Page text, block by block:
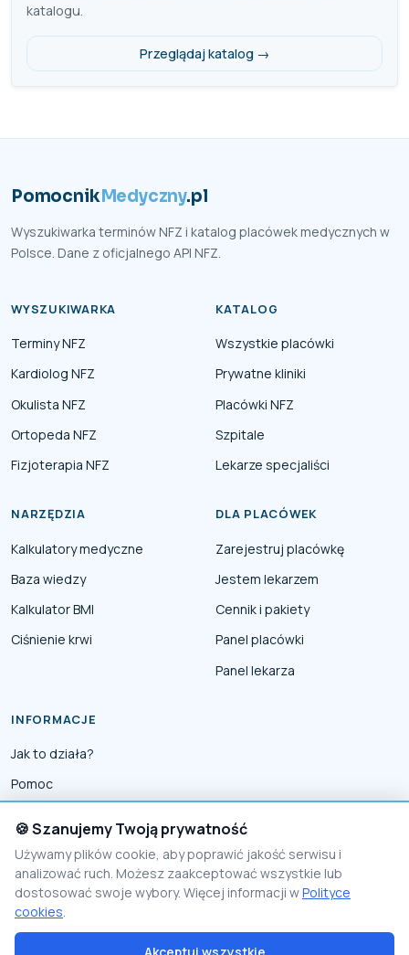
katalogu.
Przeglądaj katalog →
PomocnikMedyczny.pl
Wyszukiwarka terminów NFZ i katalog placówek medycznych w
Polsce. Dane z oficjalnego API NFZ.
WYSZUKIWARKA
Terminy NFZ
Kardiolog NFZ
Okulista NFZ
Ortopeda NFZ
Fizjoterapia NFZ
KATALOG
Wszystkie placówki
Prywatne kliniki
Placówki NFZ
Szpitale
Lekarze specjaliści
NARZĘDZIA
Kalkulatory medyczne
Baza wiedzy
Kalkulator BMI
Ciśnienie krwi
DLA PLACÓWEK
Zarejestruj placówkę
Jestem lekarzem
Cennik i pakiety
Panel placówki
Panel lekarza
INFORMACJE
Jak to działa?
Pomoc
Reklama
Polityka prywatności
Polityka Cookies
🍪 Szanujemy Twoją prywatność
Używamy plików cookie, aby poprawić jakość serwisu i
analizować ruch. Możesz zaakceptować wszystkie lub
dostosować swoje wybory. Więcej informacji wPolityce
cookies.